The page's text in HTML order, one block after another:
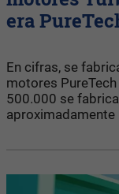
era
En cifras, se
motores
500.000 se
aproximadamente